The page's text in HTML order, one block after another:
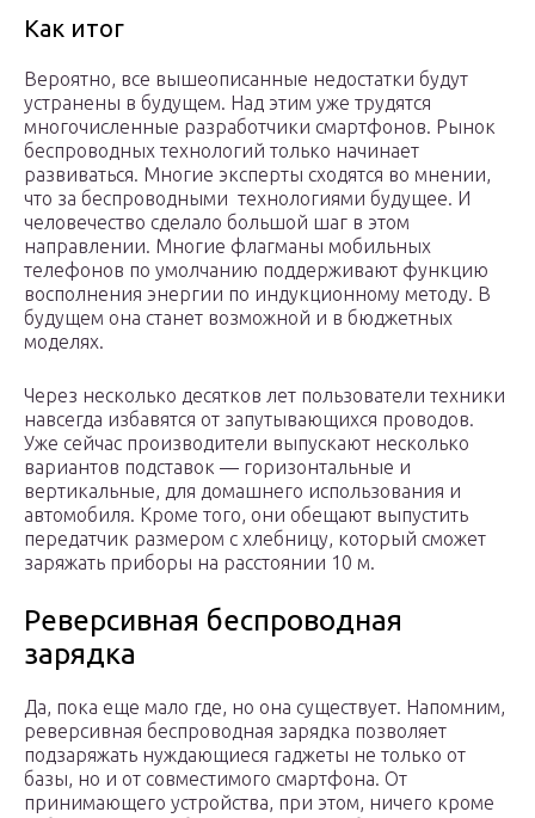
Как итог
Вероятно, все вышеописанные недостатки будут
устранены в будущем. Над этим уже трудятся
многочисленные разработчики смартфонов. Рынок
беспроводных технологий только начинает
развиваться. Многие эксперты сходятся во мнении,
что за беспроводными технологиями будущее. И
человечество сделало большой шаг в этом
направлении. Многие флагманы мобильных
телефонов по умолчанию поддерживают функцию
восполнения энергии по индукционному методу. В
будущем она станет возможной и в бюджетных
моделях.
Через несколько десятков лет пользователи техники
навсегда избавятся от запутывающихся проводов.
Уже сейчас производители выпускают несколько
вариантов подставок — горизонтальные и
вертикальные, для домашнего использования и
автомобиля. Кроме того, они обещают выпустить
передатчик размером с хлебницу, который сможет
заряжать приборы на расстоянии 10 м.
Реверсивная беспроводная
зарядка
Да, пока еще мало где, но она существует. Напомним,
реверсивная беспроводная зарядка позволяет
подзаряжать нуждающиеся гаджеты не только от
базы, но и от совместимого смартфона. От
принимающего устройства, при этом, ничего кроме